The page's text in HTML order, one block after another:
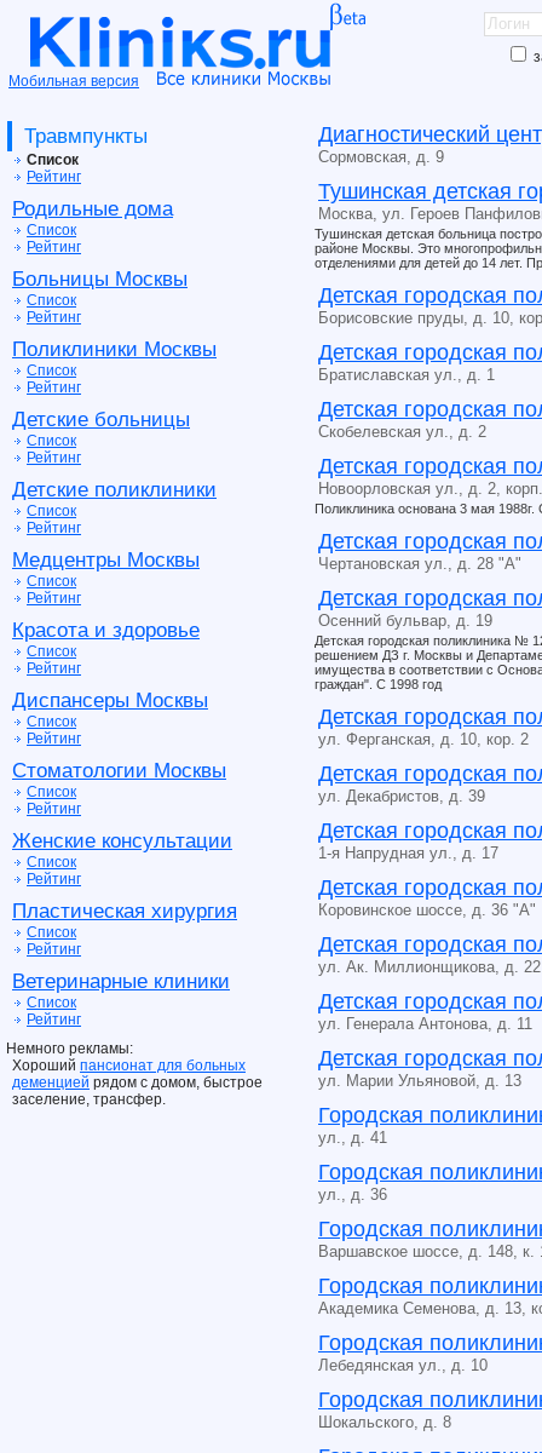
Диагностический
Сормовская, д. 9
Тушинская детская
Москва, ул. Героев
Тушинская детская больница
районе Москвы. Это
отделениями для детей до 14 лет.
Детская городская
Борисовские пруды, д. 10,
Детская городская
Братиславская ул., д. 1
Детская городская
Скобелевская ул., д. 2
Детская городская
Новоорловская ул., д. 2,
Поликлиника основана 3 мая
Детская городская
Чертановская ул., д. 28 "А"
Детская городская
Осенний бульвар, д. 19
Детская городская поликлиника №
решением ДЗ г. Москвы и
имущества в соответствии с
граждан". С 1998 год
Детская городская
ул. Ферганская, д. 10, кор. 2
Детская городская
ул. Декабристов, д. 39
Детская городская
1-я Напрудная ул., д. 17
Детская городская
Коровинское шоссе, д. 36 "А"
Детская городская
ул. Ак. Миллионщикова, д. 22
Детская городская
ул. Генерала Антонова, д. 11
Детская городская
ул. Марии Ульяновой, д. 13
Городская
ул., д. 41
Городская
ул., д. 36
Городская
Варшавское шоссе, д. 148, к.
Городская
Академика Семенова, д. 13,
Городская
Лебедянская ул., д. 10
Городская
Шокальского, д. 8
Травмпункты
Список
Рейтинг
Родильные дома
Список
Рейтинг
Больницы Москвы
Список
Рейтинг
Поликлиники Москвы
Список
Рейтинг
Детские больницы
Список
Рейтинг
Детские поликлиники
Список
Рейтинг
Медцентры Москвы
Список
Рейтинг
Красота и здоровье
Список
Рейтинг
Диспансеры Москвы
Список
Рейтинг
Стоматологии Москвы
Список
Рейтинг
Женские консультации
Список
Рейтинг
Пластическая хирургия
Список
Рейтинг
Ветеринарные клиники
Список
Рейтинг
Немного рекламы:
Хороший пансионат для больных
деменцией рядом с домом, быстрое
заселение, трансфер.
Мобильная версия